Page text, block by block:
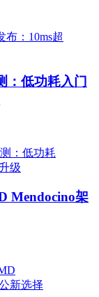
：低功耗入门
Mendocino架